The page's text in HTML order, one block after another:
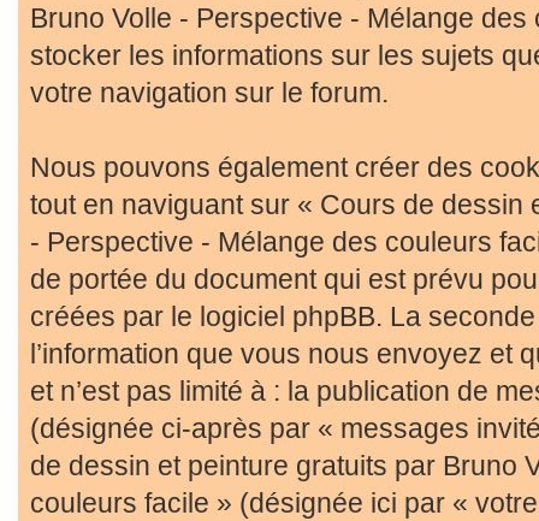
Bruno Volle - Perspective - Mélange
stocker les informations sur les sujets
votre navigation sur le forum.
Nous pouvons également créer des
tout en naviguant sur « Cours de dessin
- Perspective - Mélange des couleurs
de portée du document qui est prévu
créées par le logiciel phpBB. La
l’information que vous nous envoyez et
et n’est pas limité à : la publication de
(désignée ci-après par « messages
de dessin et peinture gratuits par Bruno
couleurs facile » (désignée ici par «